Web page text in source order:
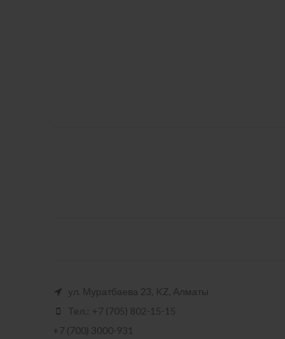
ул. Муратбаева 23, KZ, Алматы
Тел.: +7 (705) 802-15-15
+7 (700) 3000-931